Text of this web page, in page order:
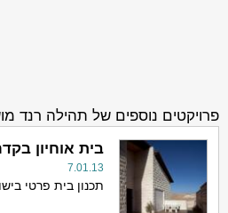
פרויקטים נוספים של תהילה רנד
בית אוחיון
7.01.13
תכנון בית פרטי